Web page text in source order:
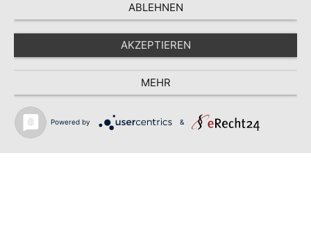
Impressum
Datenschutz
Hestia | Entwickelt vonThemeIsle
ABLEHNEN
AKZEPTIEREN
MEHR
Powered by &